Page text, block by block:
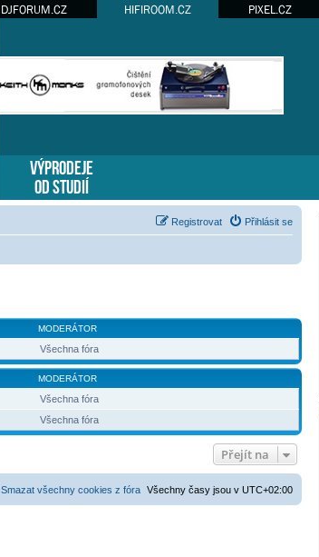
DJFORUM.CZ HIFIROOM.CZ PIXEL.CZ
VÝPRODEJE
OD STUDIÍ
Přihlásit se
Registrovat
MODERÁTOR
Všechna fóra
MODERÁTOR
Všechna fóra
Všechna fóra
Přejít na
Všechny časy jsou v UTC+02:00
Smazat všechny cookies z fóra